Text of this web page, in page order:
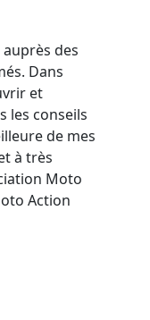
des
Dans
et
les conseils
de mes
à très
Moto
Action